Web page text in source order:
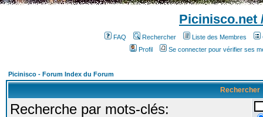
Picinisco.net
FAQ Rechercher Liste des Membres
Profil
Se connecter pour vérifier ses
Picinisco - Forum Index du Forum
Rechercher
Recherche par mots-clés: